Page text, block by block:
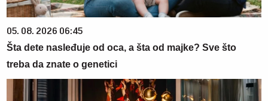
05. 08. 2026 06:45
Šta dete nasleđuje od oca, a šta od majke? Sve što
treba da znate o genetici